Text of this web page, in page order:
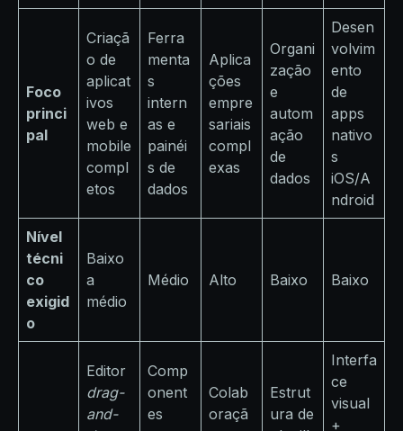
Foco
princi
pal
Criaçã
o de
aplicat
ivos
web e
mobile
compl
etos
Ferra
menta
s
intern
as e
painéi
s de
dados
Aplica
ções
empre
sariais
compl
exas
Organi
zação
e
autom
ação
de
dados
Desen
volvim
ento
de
apps
nativo
s
iOS/A
ndroid
Nível
técni
co
exigid
o
Baixo
a
médio
Médio Alto Baixo Baixo
Editor
drag-
and-
Comp
onent
es
Colab
oraçã
Estrut
ura de
Interfa
ce
visual
+